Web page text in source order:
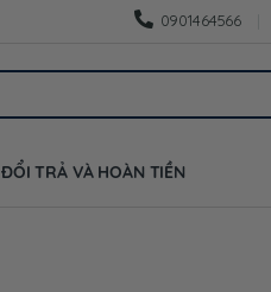
0901464566
ĐỔI TRẢ VÀ HOÀN TIỀN